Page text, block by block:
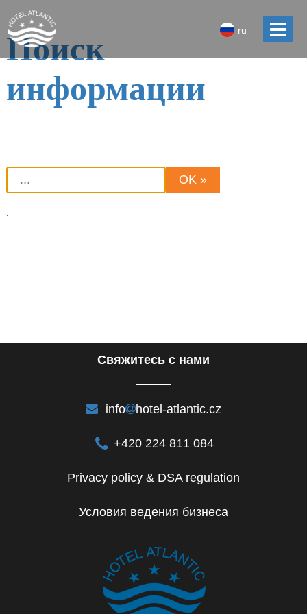
ru
Поиск
информации
Cвяжитесь с нами
info hotel-atlantic.cz
+420 224 811 084
Privacy policy & DSA regulation
Условия ведения бизнеса